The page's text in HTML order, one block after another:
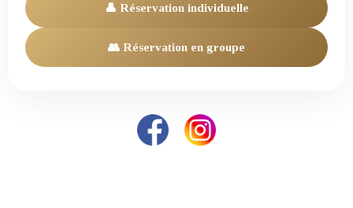
👤 Réservation individuelle
👥 Réservation en groupe